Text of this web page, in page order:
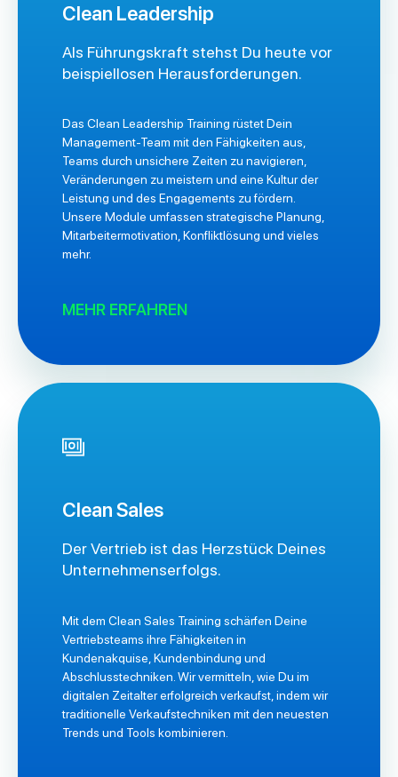
Clean Leadership
Als Führungskraft stehst Du heute vor
beispiellosen Herausforderungen.
Das Clean Leadership Training rüstet Dein
Management-Team mit den Fähigkeiten aus,
Teams durch unsichere Zeiten zu navigieren,
Veränderungen zu meistern und eine Kultur der
Leistung und des Engagements zu fördern.
Unsere Module umfassen strategische Planung,
Mitarbeitermotivation, Konfliktlösung und vieles
mehr.
MEHR ERFAHREN
Clean Sales
Der Vertrieb ist das Herzstück Deines
Unternehmenserfolgs.
Mit dem Clean Sales Training schärfen Deine
Vertriebsteams ihre Fähigkeiten in
Kundenakquise, Kundenbindung und
Abschlusstechniken. Wir vermitteln, wie Du im
digitalen Zeitalter erfolgreich verkaufst, indem wir
traditionelle Verkaufstechniken mit den neuesten
Trends und Tools kombinieren.